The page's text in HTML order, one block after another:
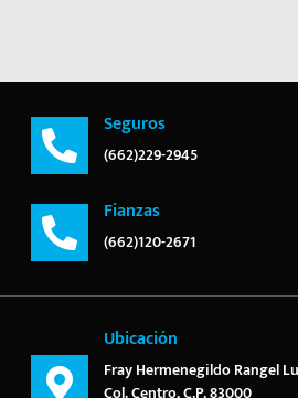
Seguros
(662)229-2945
Fianzas
(662)120-2671
Ubicación
Fray Hermenegildo Rangel